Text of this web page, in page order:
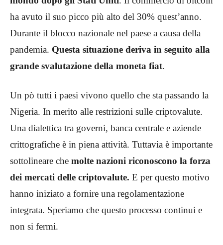
ha avuto il suo picco più alto del 30% quest’anno.
Durante il blocco nazionale nel paese a causa della
pandemia. Questa situazione deriva in seguito alla
grande svalutazione della moneta fiat.
Un pò tutti i paesi vivono quello che sta passando la
Nigeria. In merito alle restrizioni sulle criptovalute.
Una dialettica tra governi, banca centrale e aziende
crittografiche è in piena attività. Tuttavia è importante
sottolineare che molte nazioni riconoscono la forza
dei mercati delle criptovalute. E per questo motivo
hanno iniziato a fornire una regolamentazione
integrata. Speriamo che questo processo continui e
non si fermi.